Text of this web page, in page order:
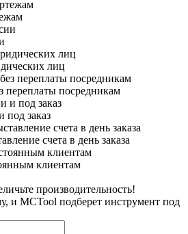
лиц
переплаты посредникам
под заказ
счета в день заказа
клиентам
производительность!
и MCTool подберет инструмент под